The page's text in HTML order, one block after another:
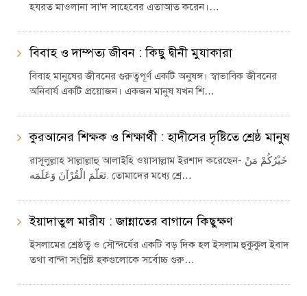
হযরত মাওলানা সা‘দ সাহেবের এতাআত করেন।…
বিবাহ ও দাম্পত্য জীবন : কিছু দ্বীনী মুযাকারা
বিবাহ মানুষের জীবনের গুরুত্বপূর্ণ একটি অনুষঙ্গ। স্বাভাবিক জীবনের
অনিবার্য একটি প্রয়োজন। একজন মানুষ যখন শি…
কুরআনের শিক্ষক ও শিক্ষার্থী : হাদীসের দৃষ্টিতে শ্রেষ্ঠ মানুষ
রাসূলুল্লাহ সাল্লাল্লাহু আলাইহি ওয়াসাল্লাম ইরশাদ করেছেন- خَيْرُكُمْ مَنْ
تَعَلّمَ الْقُرْآنَ وَعَلَمَه. তোমাদের মধ্যে শ্রে…
ইয়াদাতুল মারীয : জান্নাতের বাগানে কিছুক্ষণ
ইসলামের শ্রেষ্ঠত্ব ও সৌন্দর্যের একটি বড় দিক হল ইসলাম হুকুকুল ইবাদ
তথা বান্দা সংশ্লিষ্ট হকগুলোকে সর্বোচ্চ গুরু…